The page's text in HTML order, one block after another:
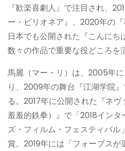
『歓楽喜劇人』で注目され、
ー・ビリオネア』、2020年の
日本でも公開された『こんにち
数々の作品で重要な役どころを
馬麗（マー・リ）は、2005年
り、2009年の舞台『江湖学院
る。2017年に公開された『ネヴ
羞羞的鉄拳）』で「2018イン
ズ・フィルム・フェスティバル
賞。2019年には「フォーブス